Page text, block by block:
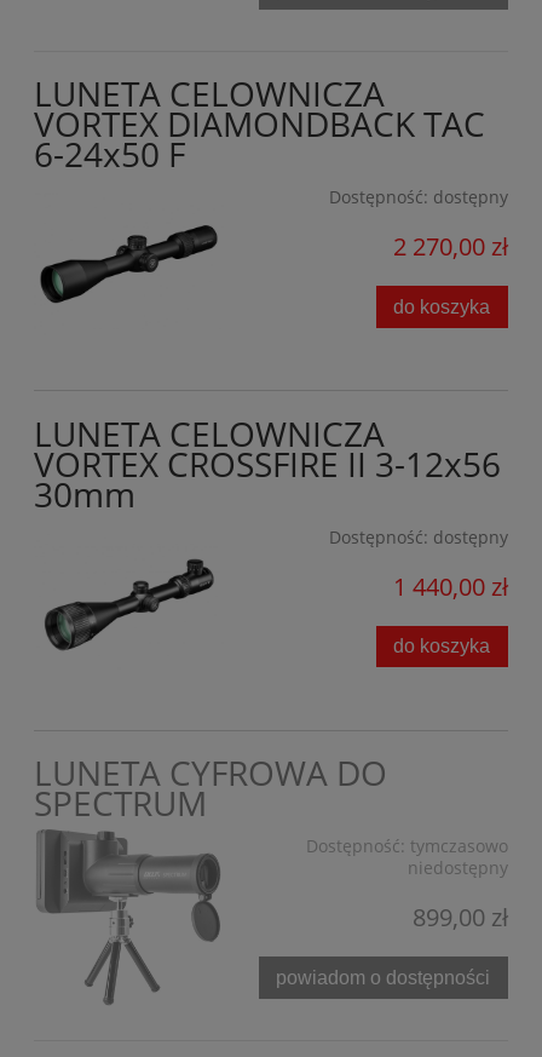
LUNETA CELOWNICZA
VORTEX DIAMONDBACK TAC
6-24x50 F
Dostępność: dostępny
2 270,00 zł
do koszyka
LUNETA CELOWNICZA
VORTEX CROSSFIRE II 3-12x56
30mm
Dostępność: dostępny
1 440,00 zł
do koszyka
LUNETA CYFROWA DO
SPECTRUM
Dostępność: tymczasowo
niedostępny
899,00 zł
powiadom o dostępności